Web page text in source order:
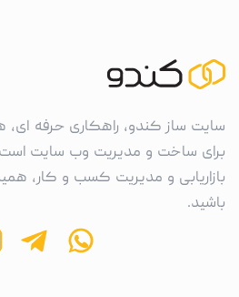
سایت ساز کندو، راهکاری حرفه
برای ساخت و مدیریت وب سایت است.
بازاریابی و مدیریت کسب و کار،
باشید.